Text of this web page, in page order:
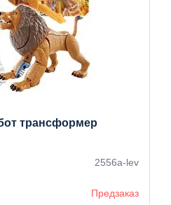
трансформер
2556a-lev
Предзаказ